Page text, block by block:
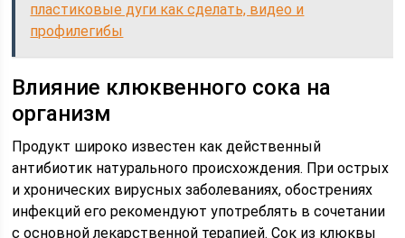
пластиковые дуги как сделать, видео и
профилегибы
Влияние клюквенного сока на
организм
Продукт широко известен как действенный
антибиотик натурального происхождения. При острых
и хронических вирусных заболеваниях, обострениях
инфекций его рекомендуют употреблять в сочетании
с основной лекарственной терапией. Сок из клюквы